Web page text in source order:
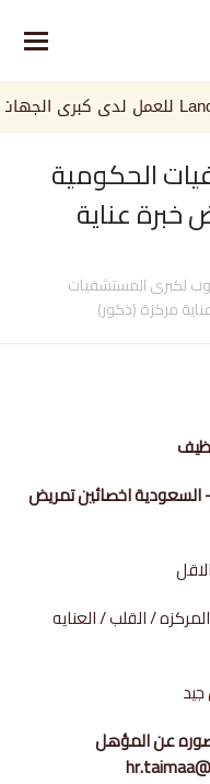
الحكومية
خبرة عناية
لكبرى المستشفيات
مركزة (ذكور)
اخصائين تمريض
/ القلب / العنايه
وصوره عن المؤهل